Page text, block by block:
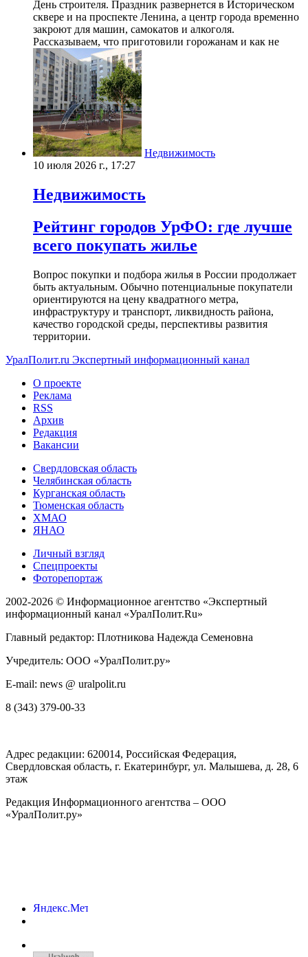
День строителя. Праздник развернется в Историческом
сквере и на проспекте Ленина, а центр города временно
закроют для машин, самокатов и алкоголя.
Рассказываем, что приготовили горожанам и как не
Недвижимость
10 июля 2026 г., 17:27
Недвижимость
Рейтинг городов УрФО: где лучше
всего покупать жилье
Вопрос покупки и подбора жилья в России продолжает
быть актуальным. Обычно потенциальные покупатели
ориентируются на цену квадратного метра,
инфраструктуру и транспорт, ликвидность района,
качество городской среды, перспективы развития
территории.
УралПолит.ru Экспертный информационный канал
О проекте
Реклама
RSS
Архив
Редакция
Вакансии
Свердловская область
Челябинская область
Курганская область
Тюменская область
ХМАО
ЯНАО
Личный взгляд
Спецпроекты
Фоторепортаж
2002-2026 © Информационное агентство «Экспертный
информационный канал «УралПолит.Ru»
Главный редактор: Плотникова Надежда Семеновна
Учредитель: ООО «УралПолит.ру»
E-mail: news @ uralpolit.ru
8 (343) 379-00-33
Адрес редакции: 620014, Российская Федерация,
Свердловская область, г. Екатеринбург, ул. Малышева, д. 28, 6
этаж
Редакция Информационного агентства – ООО
«УралПолит.ру»